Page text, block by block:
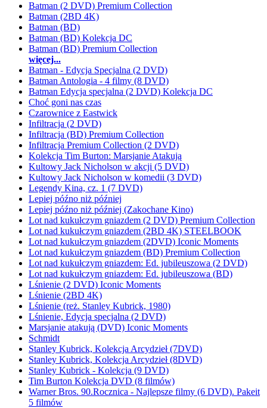
Batman (2 DVD) Premium Collection
Batman (2BD 4K)
Batman (BD)
Batman (BD) Kolekcja DC
Batman (BD) Premium Collection
więcej...
Batman - Edycja Specjalna (2 DVD)
Batman Antologia - 4 filmy (8 DVD)
Batman Edycja specjalna (2 DVD) Kolekcja DC
Choć goni nas czas
Czarownice z Eastwick
Infiltracja (2 DVD)
Infiltracja (BD) Premium Collection
Infiltracja Premium Collection (2 DVD)
Kolekcja Tim Burton: Marsjanie Atakują
Kultowy Jack Nicholson w akcji (5 DVD)
Kultowy Jack Nicholson w komedii (3 DVD)
Legendy Kina, cz. 1 (7 DVD)
Lepiej późno niż później
Lepiej późno niż później (Zakochane Kino)
Lot nad kukułczym gniazdem (2 DVD) Premium Collection
Lot nad kukułczym gniazdem (2BD 4K) STEELBOOK
Lot nad kukułczym gniazdem (2DVD) Iconic Moments
Lot nad kukułczym gniazdem (BD) Premium Collection
Lot nad kukułczym gniazdem: Ed. jubileuszowa (2 DVD)
Lot nad kukułczym gniazdem: Ed. jubileuszowa (BD)
Lśnienie (2 DVD) Iconic Moments
Lśnienie (2BD 4K)
Lśnienie (reż. Stanley Kubrick, 1980)
Lśnienie, Edycja specjalna (2 DVD)
Marsjanie atakują (DVD) Iconic Moments
Schmidt
Stanley Kubrick, Kolekcja Arcydzieł (7DVD)
Stanley Kubrick, Kolekcja Arcydzieł (8DVD)
Stanley Kubrick - Kolekcja (9 DVD)
Tim Burton Kolekcja DVD (8 filmów)
Warner Bros. 90.Rocznica - Najlepsze filmy (6 DVD). Pakeit
5 filmów